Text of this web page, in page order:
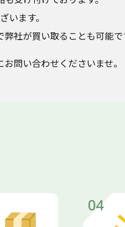
います。
社が買い取ることも可能で
問い合わせくださいませ。